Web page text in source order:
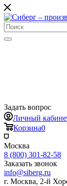
Задать вопрос
Личный
Корзина0
Москва
8 (800) 301-82-58
Заказать звонок
info@siberg.ru
г. Москва, 2-й